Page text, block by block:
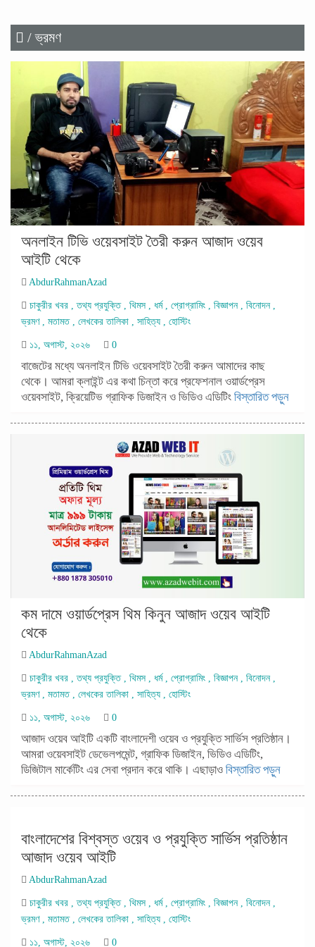
/ ভ্রমণ
অনলাইন টিভি ওয়েবসাইট তৈরী করুন আজাদ ওয়েব
আইটি থেকে
AbdurRahmanAzad
চাকুরীর খবর ,তথ্য প্রযুক্তি, থিমস ধর্ম, প্রোগ্রামিং বিজ্ঞাপন, বিনোদন,
ভ্রমণ, মতামত, লেখকের তালিকা সাহিত্য হোস্টিং
১১, অগাস্ট, ২০২৬ 0
বাজেটের মধ্যে অনলাইন টিভি ওয়েবসাইট তৈরী করুন আমাদের কাছ
থেকে। আমরা ক্লাইন্ট এর কথা চিন্তা করে প্রফেশনাল ওয়ার্ডপ্রেস
ওয়েবসাইট, ক্রিয়েটিভ গ্রাফিক ডিজাইন ও ভিডিও এডিটিং বিস্তারিত পড়ুন
কম দামে ওয়ার্ডপ্রেস থিম কিনুন আজাদ ওয়েব আইটি
থেকে
AbdurRahmanAzad
চাকুরীর খবর ,তথ্য প্রযুক্তি, থিমস ধর্ম, প্রোগ্রামিং বিজ্ঞাপন, বিনোদন,
ভ্রমণ, মতামত, লেখকের তালিকা সাহিত্য হোস্টিং
১১, অগাস্ট, ২০২৬ 0
আজাদ ওয়েব আইটি একটি বাংলাদেশী ওয়েব ও প্রযুক্তি সার্ভিস প্রতিষ্ঠান।
আমরা ওয়েবসাইট ডেভেলপমেন্ট, গ্রাফিক ডিজাইন, ভিডিও এডিটিং,
ডিজিটাল মার্কেটিং এর সেবা প্রদান করে থাকি। এছাড়াও বিস্তারিত পড়ুন
বাংলাদেশের বিশ্বস্ত ওয়েব ও প্রযুক্তি সার্ভিস প্রতিষ্ঠান
আজাদ ওয়েব আইটি
AbdurRahmanAzad
চাকুরীর খবর ,তথ্য প্রযুক্তি, থিমস ধর্ম, প্রোগ্রামিং বিজ্ঞাপন, বিনোদন,
ভ্রমণ, মতামত, লেখকের তালিকা সাহিত্য হোস্টিং
১১, অগাস্ট, ২০২৬ 0